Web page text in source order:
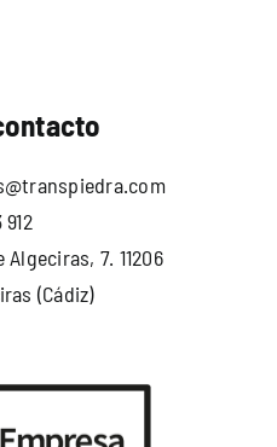
Algeciras, 7. 11206
(Cádiz)